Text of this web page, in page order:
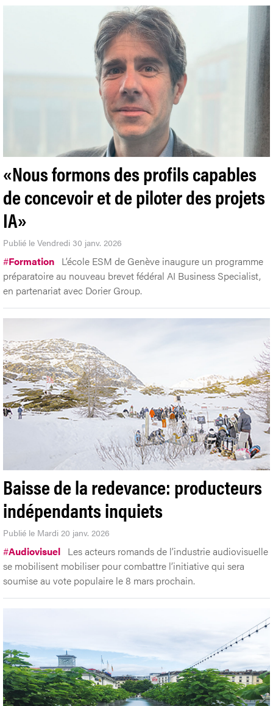
«Nous formons des profils capables
de concevoir et de piloter des projets
IA»
Publié le Vendredi 30 janv. 2026
#Formation L’école ESM de Genève inaugure un programme
préparatoire au nouveau brevet fédéral AI Business Specialist,
en partenariat avec Dorier Group.
Baisse de la redevance: producteurs
indépendants inquiets
Publié le Mardi 20 janv. 2026
#Audiovisuel Les acteurs romands de l’industrie audiovisuelle
se mobilisent mobiliser pour combattre l’initiative qui sera
soumise au vote populaire le 8 mars prochain.